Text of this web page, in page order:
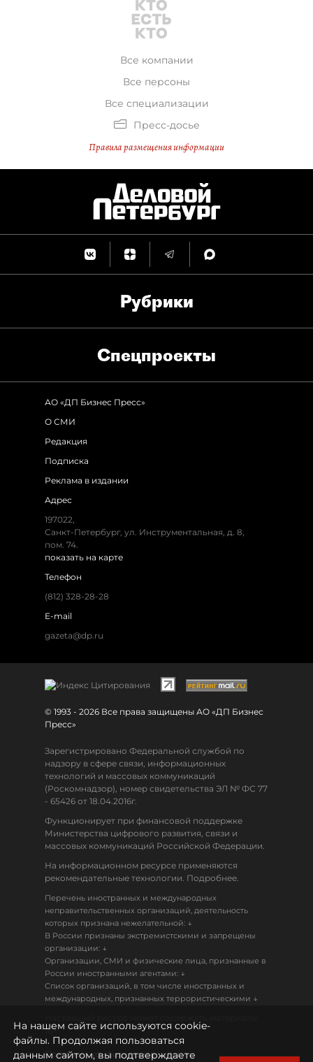
Все компании
Все персоны
Все специализации
Пресс-досье
Правила размещения информации
Рубрики
Спец­проекты
АО «ДП Бизнес Пресс»
О СМИ
Редакция
Подписка
Реклама в издании
Адрес
197022,
Санкт-Петербург, ул. Инструментальная, д. 8,
пом. 74.
показать на карте
Телефон
(812) 328-28-28
E-mail
gazeta@dp.ru
© 1993 - 2026 Все права защищены АО «ДП Бизнес
Пресс»
Зарегистрировано Федеральной службой по
надзору в сфере связи, информационных
технологий и массовых коммуникаций
(Роскомнадзор), номер свидетельства ЭЛ № ФС 77
- 65426 от 18.04.2016г.
Функционирует при финансовой поддержке
Министерства цифрового развития, связи и
массовых коммуникаций Российской Федерации.
На информационном ресурсе применяются
рекомендательные технологии. Подробнее.
Перечень иностранных и международных
неправительственных организаций, деятельность
которых признана нежелательной: ↓
В России признаны экстремистскими и запрещены
организации: ↓
Организации, СМИ и физические лица, признанные в
России иностранными агентами: ↓
Список организаций, в том числе иностранных и
международных, признанных террористическими ↓
18+
Политика конфиденциальности
На нашем сайте используются cookie-
файлы. Продолжая пользоваться
данным сайтом, вы подтверждаете